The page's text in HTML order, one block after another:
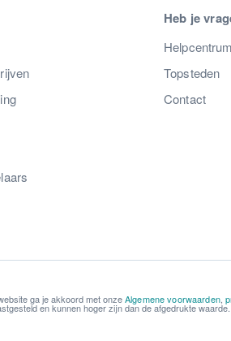
Heb je
Helpcentrum
Topsteden
Contact
ga je akkoord met onzeAlgemene voorwaarden,
en kunnen hoger zijn dan de afgedrukte waarde.